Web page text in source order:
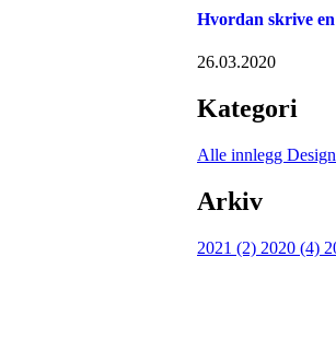
Hvordan skrive
26.03.2020
Kategori
Alle innlegg
Arkiv
2021 (2) 2020 (4)